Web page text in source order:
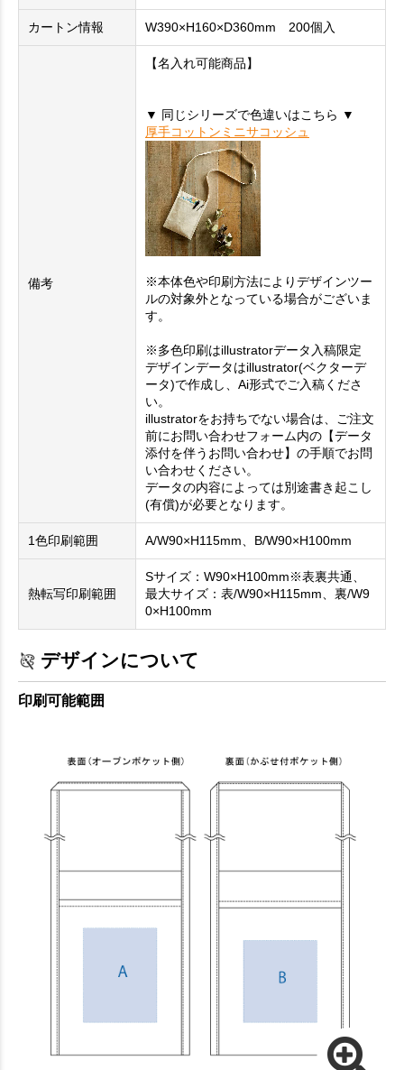
カートン情報 W390×H160×D360mm 200個入
備考
【名入れ可能商品】
▼ 同じシリーズで色違いはこちら ▼
厚手コットンミニサコッシュ
※本体色や印刷方法によりデザインツー
ルの対象外となっている場合がございま
す。
※多色印刷はillustratorデータ入稿限定
デザインデータはillustrator(ベクターデ
ータ)で作成し、Ai形式でご入稿くださ
い。
illustratorをお持ちでない場合は、ご注文
前にお問い合わせフォーム内の【データ
添付を伴うお問い合わせ】の手順でお問
い合わせください。
データの内容によっては別途書き起こし
(有償)が必要となります。
1色印刷範囲 A/W90×H115mm、B/W90×H100mm
熱転写印刷範囲
Sサイズ：W90×H100mm※表裏共通、
最大サイズ：表/W90×H115mm、裏/W9
0×H100mm
デザインについて
印刷可能範囲